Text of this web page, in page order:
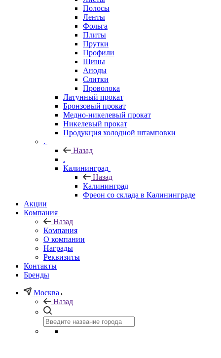
Полосы
Ленты
Фольга
Плиты
Прутки
Профили
Шины
Аноды
Слитки
Проволока
Латунный прокат
Бронзовый прокат
Медно-никелевый прокат
Никелевый прокат
Продукция холодной штамповки
.
Назад
.
Калининград
Назад
Калининград
Фреон со склада в Калининграде
Акции
Компания
Назад
Компания
О компании
Награды
Реквизиты
Контакты
Бренды
Москва
Назад